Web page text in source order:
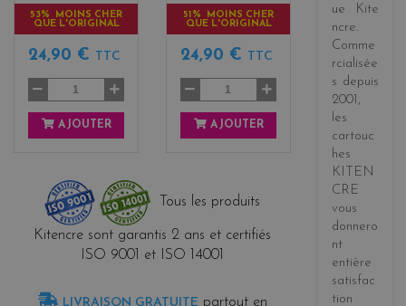
53% MOINS CHER
QUE L'ORIGINAL
24,90 € TTC
AJOUTER
51% MOINS CHER
QUE L'ORIGINAL
24,90 € TTC
AJOUTER
Tous les produits
Kitencre sont garantis 2 ans et certifiés
ISO 9001 et ISO 14001
LIVRAISON GRATUITE partout en
ue
Kite
ncre.
Comme
rcialisée
s depuis
2001 ,
les
cartouc
hes
KITEN
CRE
vous
donnero
nt
entière
satisfac
tion